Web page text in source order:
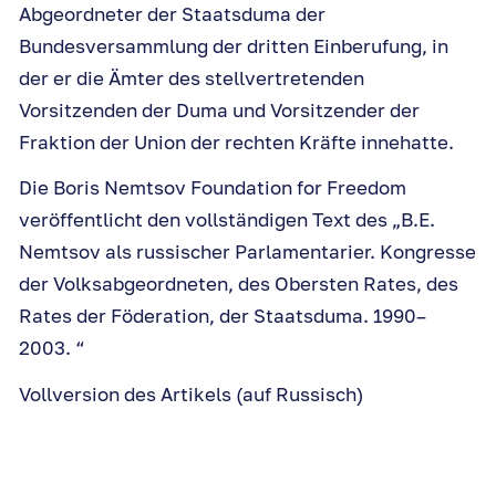
Abgeordneter der Staatsduma der
Bundesversammlung der dritten Einberufung, in
der er die Ämter des stellvertretenden
Vorsitzenden der Duma und Vorsitzender der
Fraktion der Union der rechten Kräfte innehatte.
Die Boris Nemtsov Foundation for Freedom
veröffentlicht den vollständigen Text des „B.Е.
Nemtsov als russischer Parlamentarier. Kongresse
der Volksabgeordneten, des Obersten Rates, des
Rates der Föderation, der Staatsduma. 1990–
2003. “
Vollversion des Artikels (auf Russisch)